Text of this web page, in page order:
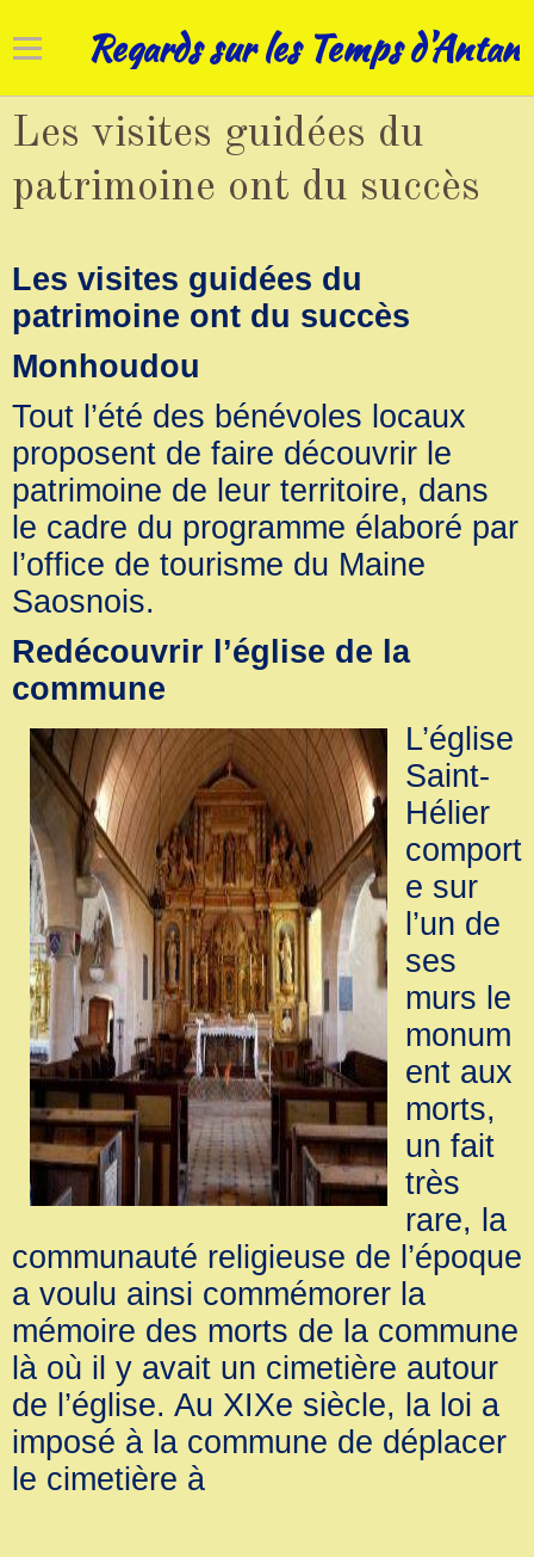
Regards sur les Temps d'Antan
Accueil
Cadrans solaires
Art campanaire
Réhabilitations
Nos patrimoines
Les visites guidées du
patrimoine ont du succès
Les visites guidées du
patrimoine ont du succès
Monhoudou
Tout l’été des bénévoles locaux
proposent de faire découvrir le
patrimoine de leur territoire, dans
le cadre du programme élaboré par
l’office de tourisme du Maine
Saosnois.
Redécouvrir l’église de la
commune
L’église
Saint-
Hélier
comport
e sur
l’un de
ses
murs le
monum
ent aux
morts,
un fait
très
rare, la
communauté religieuse de l’époque
a voulu ainsi commémorer la
mémoire des morts de la commune
là où il y avait un cimetière autour
de l’église. Au XIXe siècle, la loi a
imposé à la commune de déplacer
le cimetière à